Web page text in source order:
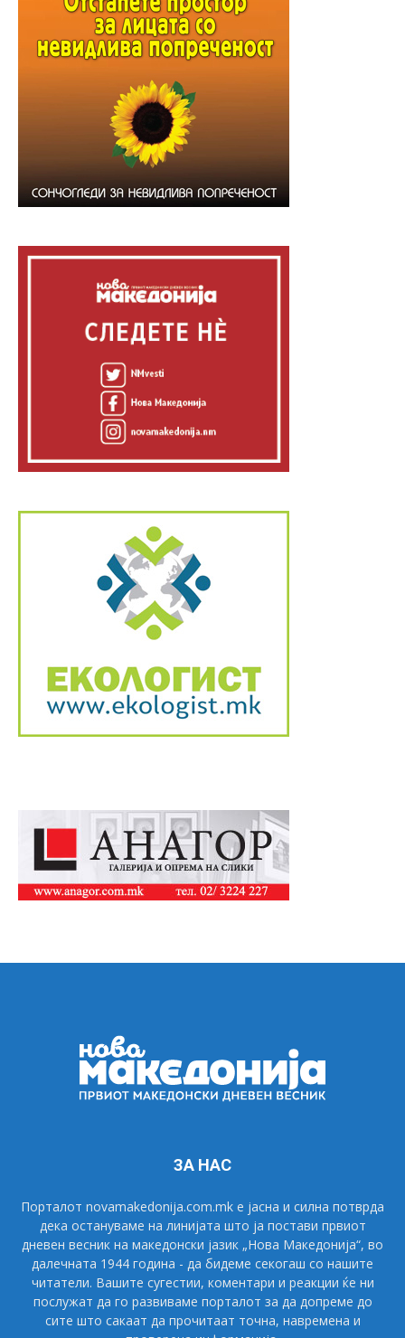
ЗА НАС
Порталот novamakedonija.com.mk е јасна и силна потврда
дека остануваме на линијата што ја постави првиот
дневен весник на македонски јазик „Нова Македонија“, во
далечната 1944 година - да бидеме секогаш со нашите
читатели. Вашите сугестии, коментари и реакции ќе ни
послужат да го развиваме порталот за да допреме до
сите што сакаат да прочитаат точна, навремена и